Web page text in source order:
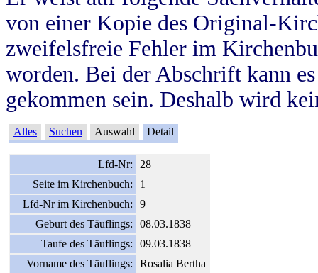
von einer Kopie des Original-
zweifelsfreie Fehler im
worden. Bei der Abschrift kann
gekommen sein. Deshalb wird
Alles Suchen Auswahl Detail
Lfd-Nr:
28
Seite im Kirchenbuch:
1
Lfd-Nr im Kirchenbuch:
9
Geburt des Täuflings:
08.03.1838
Taufe des Täuflings:
09.03.1838
Vorname des Täuflings:
Rosalia Bertha